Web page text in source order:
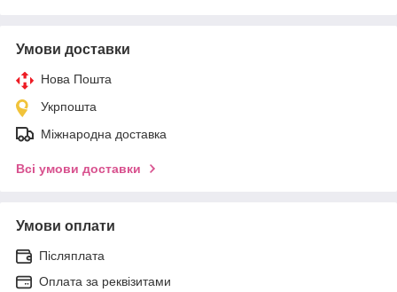
Умови доставки
Нова Пошта
Укрпошта
Міжнародна доставка
Всі умови доставки
Умови оплати
Післяплата
Оплата за реквізитами